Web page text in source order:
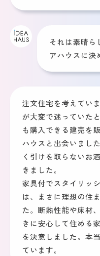
それは素晴ら
アハウスに決
注文住宅を考えてい
が大変で迷っていた
も購入できる建売を
ハウスと出会いまし
く引けを取らないお
きました。
家具付でスタイリッ
は、まさに理想の住
た。断熱性能や床材
きに安心して住める
を決意しました。本
ています。